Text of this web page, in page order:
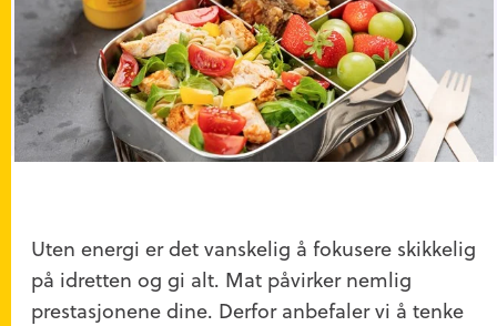
Uten energi er det vanskelig å fokusere skikkelig
på idretten og gi alt. Mat påvirker nemlig
prestasjonene dine. Derfor anbefaler vi å tenke